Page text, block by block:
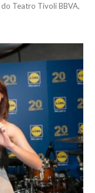
Teatro Tivoli BBVA,